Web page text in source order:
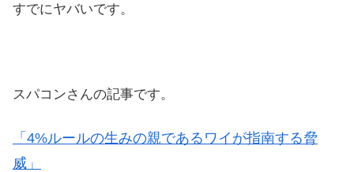
すでにヤバいです。
スパコンさんの記事です。
「4%ルールの生みの親であるワイが指南する脅
威」